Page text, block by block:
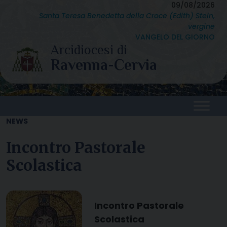
09/08/2026
Santa Teresa Benedetta della Croce (Edith) Stein,
vergine
VANGELO DEL GIORNO
NEWS
Incontro Pastorale
Scolastica
Incontro Pastorale
Scolastica